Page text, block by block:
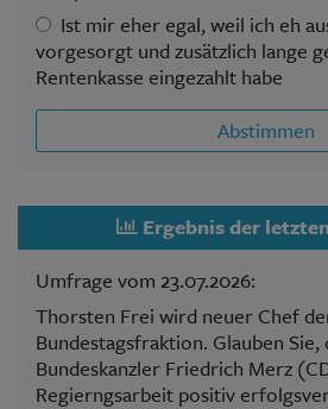
Ist mir eher egal, weil ich eh
vorgesorgt und zusätzlich lange
Rentenkasse eingezahlt habe
Abstimmen
Ergebnis der
Umfrage vom 23.07.2026:
Thorsten Frei wird neuer Chef
Bundestagsfraktion. Glauben Sie,
Bundeskanzler Friedrich Merz
Regierngsarbeit positiv